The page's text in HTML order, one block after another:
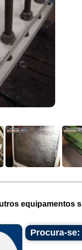
equipamentos
Procura-